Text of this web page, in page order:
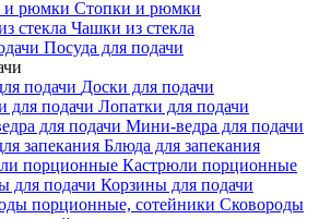
Стопки и рюмки
Чашки из стекла
Посуда для подачи
Доски для подачи
Лопатки для подачи
Мини-ведра для подачи
Блюда для запекания
Кастрюли порционные
Корзины для подачи
Сковороды